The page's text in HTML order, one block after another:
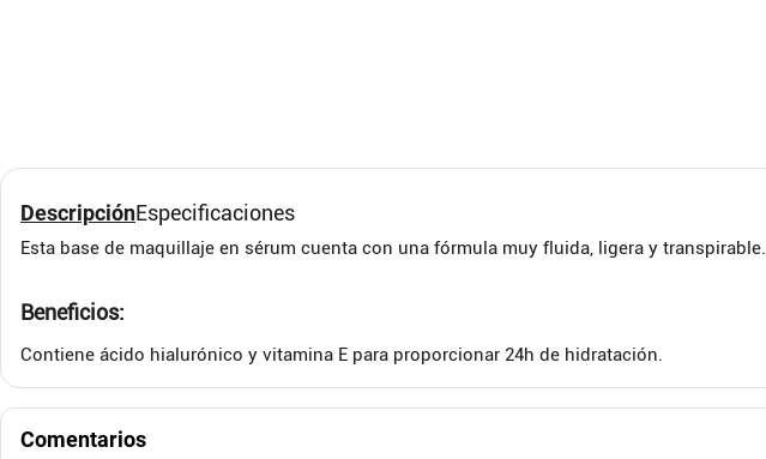
DescripciónEspecificaciones
Esta base de maquillaje en sérum cuenta con una fórmula muy fluida, ligera y transpirable.
Beneficios:
Contiene ácido hialurónico y vitamina E para proporcionar 24h de hidratación.
Comentarios
500 500
Cuota de Referencia*
93